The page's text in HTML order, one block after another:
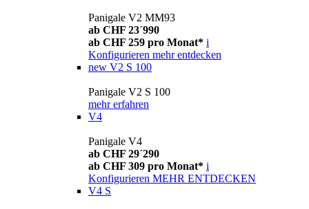
Panigale V2 MM93
ab CHF 23´990
ab CHF 259 pro Monat* i
Konfigurieren mehr entdecken
new V2 S 100
Panigale V2 S 100
mehr erfahren
V4
Panigale V4
ab CHF 29´290
ab CHF 309 pro Monat* i
Konfigurieren MEHR ENTDECKEN
V4 S